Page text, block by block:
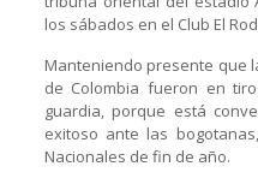
los sábados en el Club El
Manteniendo presente que
de Colombia fueron en
guardia, porque está
exitoso ante las
Nacionales de fin de año.